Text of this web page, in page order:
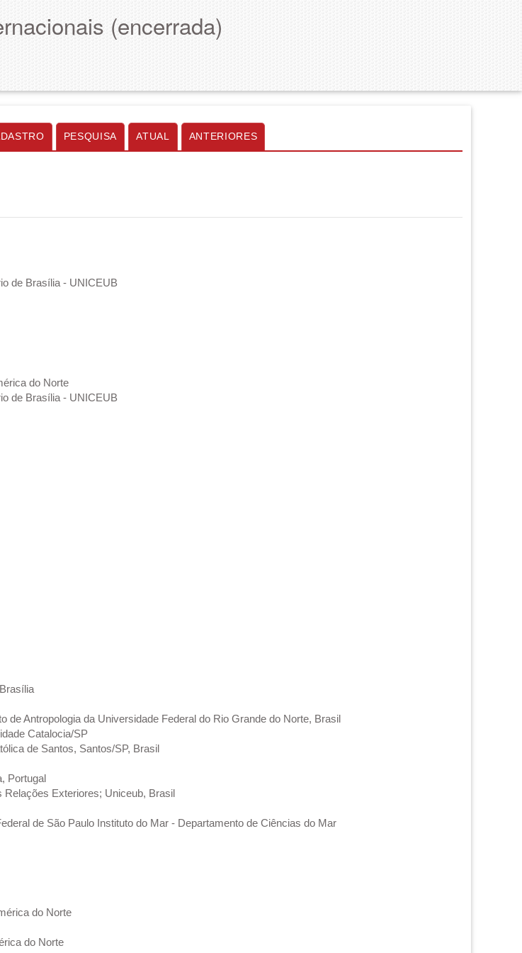
(encerrada)
PESQUISA ATUAL ANTERIORES
de Brasília - UNICEUB
do Norte
de Brasília - UNICEUB
de Antropologia da Universidade Federal do Rio Grande do Norte, Brasil
Catalocia/SP
de Santos, Santos/SP, Brasil
Portugal
Relações Exteriores; Uniceub, Brasil
de São Paulo Instituto do Mar - Departamento de Ciências do Mar
do Norte
do Norte